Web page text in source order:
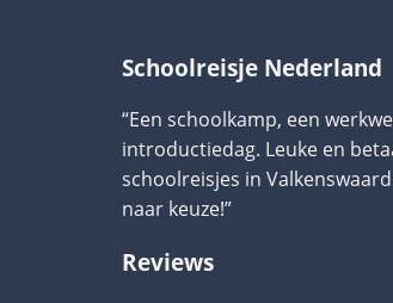
Schoolreisje Nederland
“Een schoolkamp, een
introductiedag. Leuke en
schoolreisjes in
naar keuze!”
Reviews